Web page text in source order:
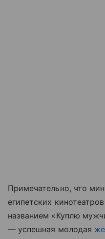
Примечательно, что
египетских
названием «Куплю
— успешная молодая